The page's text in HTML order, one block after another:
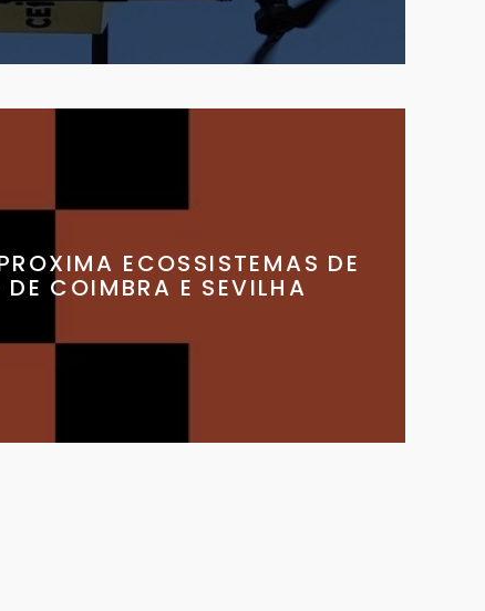
ECOSSISTEMAS DE
COIMBRA E SEVILHA